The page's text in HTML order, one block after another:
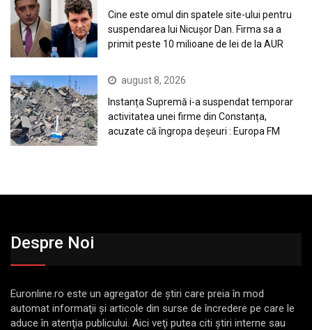
Cine este omul din spatele site-ului pentru
suspendarea lui Nicuşor Dan. Firma sa a
primit peste 10 milioane de lei de la AUR
august 8, 2026
Instanța Supremă i-a suspendat temporar
activitatea unei firme din Constanța,
acuzate că îngropa deșeuri : Europa FM
Despre Noi
Euronline.ro este un agregator de ştiri care preia în mod
automat informaţii şi articole din surse de încredere pe care le
aduce în atenţia publicului. Aici veţi putea citi ştiri interne sau